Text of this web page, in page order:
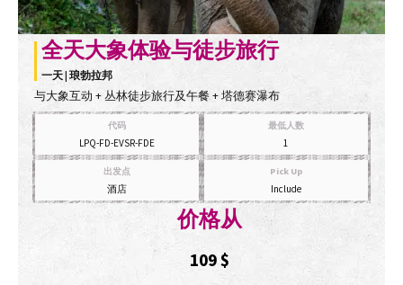
全天大象体验与徒步旅行
一天 | 琅勃拉邦
与大象互动 + 丛林徒步旅行及午餐 + 塔德赛瀑布
代码
LPQ-FD-EVSR-FDE
最低人数
1
出发点
酒店
Pick Up
Include
价格从
109$